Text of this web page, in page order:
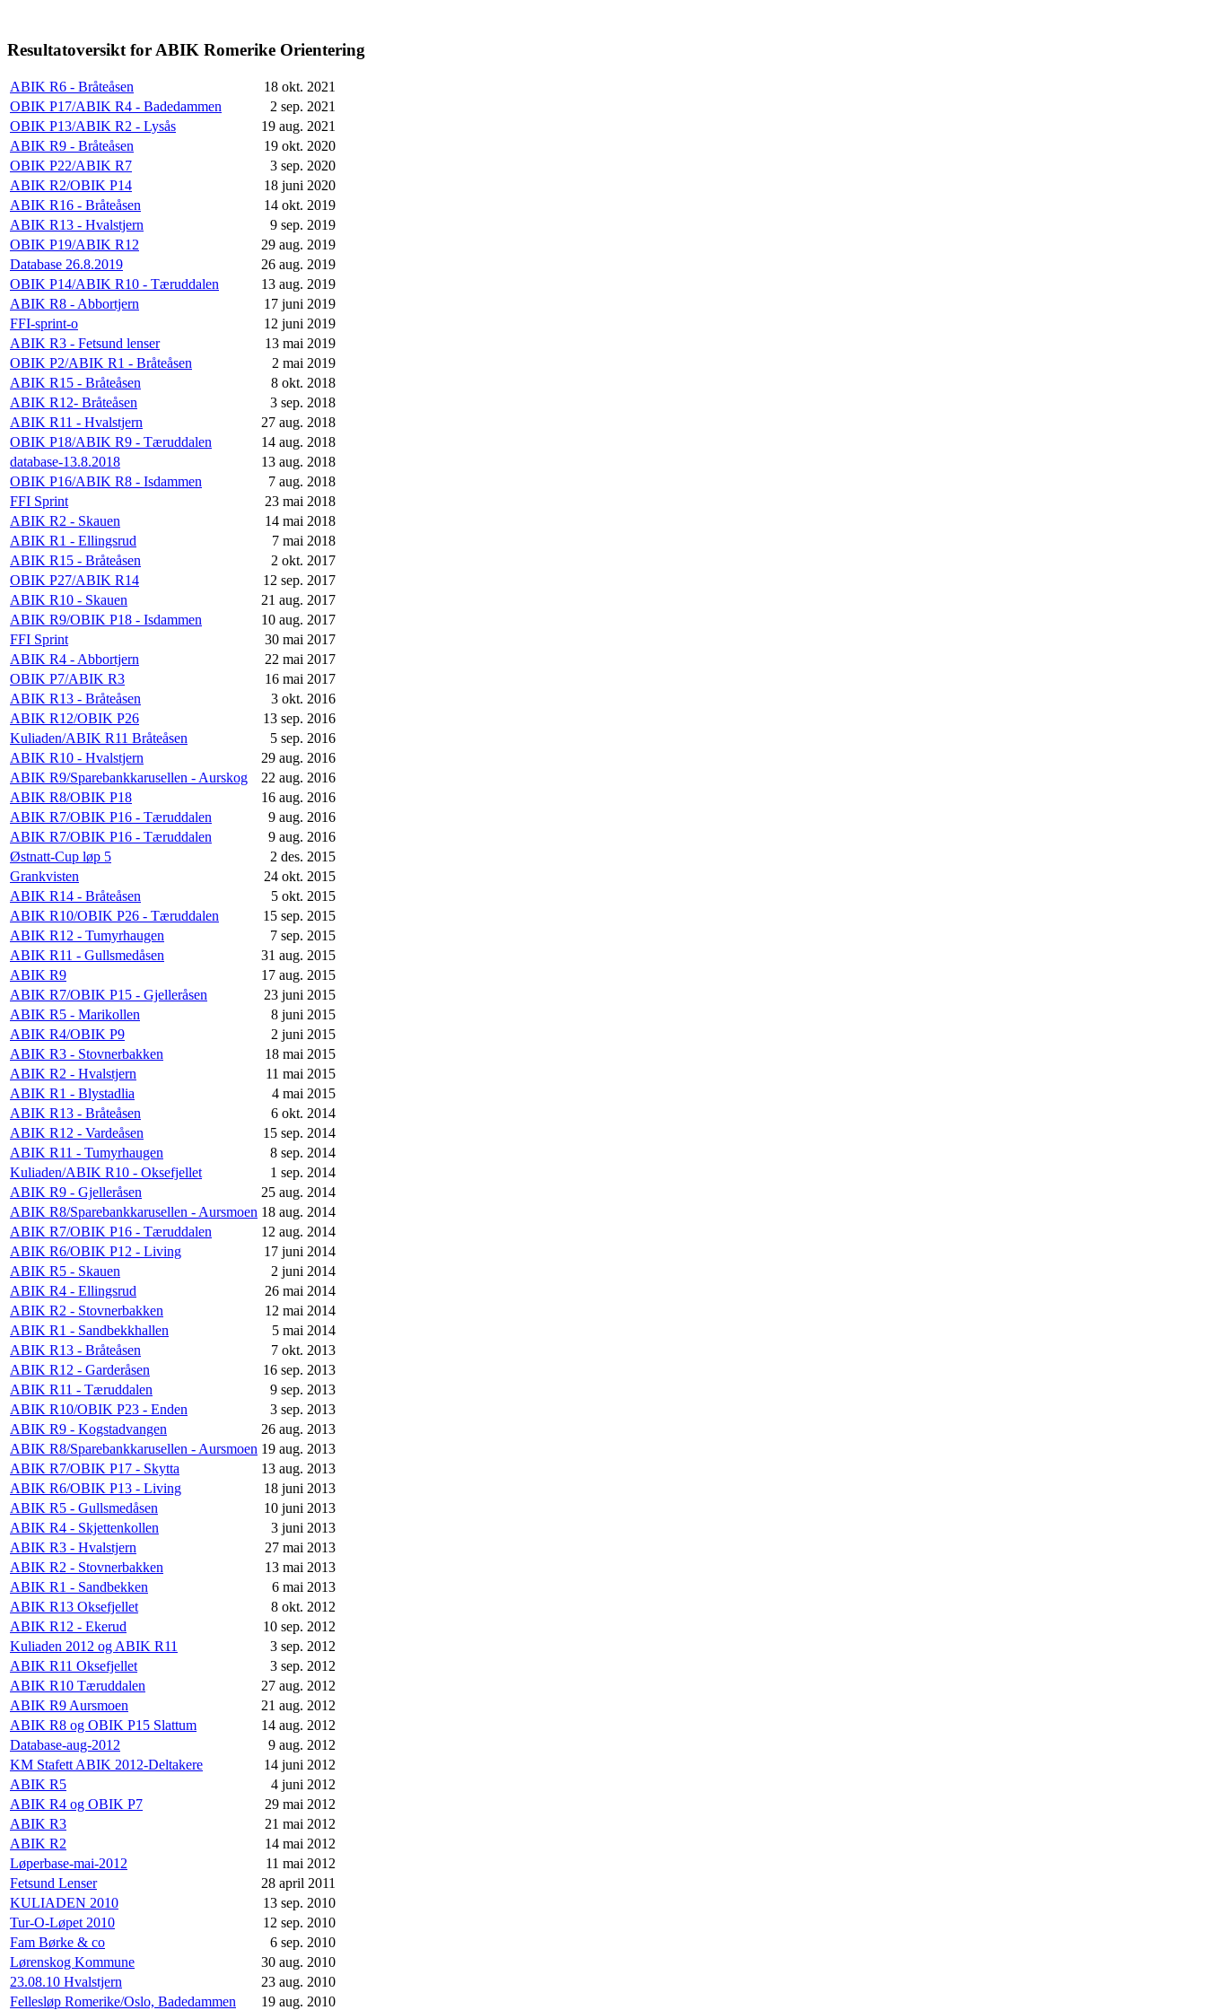
Resultatoversikt for ABIK Romerike Orientering
ABIK R6 - Bråteåsen
18 okt. 2021
OBIK P17/ABIK R4 - Badedammen
2 sep. 2021
OBIK P13/ABIK R2 - Lysås
19 aug. 2021
ABIK R9 - Bråteåsen
19 okt. 2020
OBIK P22/ABIK R7
3 sep. 2020
ABIK R2/OBIK P14
18 juni 2020
ABIK R16 - Bråteåsen
14 okt. 2019
ABIK R13 - Hvalstjern
9 sep. 2019
OBIK P19/ABIK R12
29 aug. 2019
Database 26.8.2019
26 aug. 2019
OBIK P14/ABIK R10 - Tæruddalen
13 aug. 2019
ABIK R8 - Abbortjern
17 juni 2019
FFI-sprint-o
12 juni 2019
ABIK R3 - Fetsund lenser
13 mai 2019
OBIK P2/ABIK R1 - Bråteåsen
2 mai 2019
ABIK R15 - Bråteåsen
8 okt. 2018
ABIK R12- Bråteåsen
3 sep. 2018
ABIK R11 - Hvalstjern
27 aug. 2018
OBIK P18/ABIK R9 - Tæruddalen
14 aug. 2018
database-13.8.2018
13 aug. 2018
OBIK P16/ABIK R8 - Isdammen
7 aug. 2018
FFI Sprint
23 mai 2018
ABIK R2 - Skauen
14 mai 2018
ABIK R1 - Ellingsrud
7 mai 2018
ABIK R15 - Bråteåsen
2 okt. 2017
OBIK P27/ABIK R14
12 sep. 2017
ABIK R10 - Skauen
21 aug. 2017
ABIK R9/OBIK P18 - Isdammen
10 aug. 2017
FFI Sprint
30 mai 2017
ABIK R4 - Abbortjern
22 mai 2017
OBIK P7/ABIK R3
16 mai 2017
ABIK R13 - Bråteåsen
3 okt. 2016
ABIK R12/OBIK P26
13 sep. 2016
Kuliaden/ABIK R11 Bråteåsen
5 sep. 2016
ABIK R10 - Hvalstjern
29 aug. 2016
ABIK R9/Sparebankkarusellen - Aurskog
22 aug. 2016
ABIK R8/OBIK P18
16 aug. 2016
ABIK R7/OBIK P16 - Tæruddalen
9 aug. 2016
ABIK R7/OBIK P16 - Tæruddalen
9 aug. 2016
Østnatt-Cup løp 5
2 des. 2015
Grankvisten
24 okt. 2015
ABIK R14 - Bråteåsen
5 okt. 2015
ABIK R10/OBIK P26 - Tæruddalen
15 sep. 2015
ABIK R12 - Tumyrhaugen
7 sep. 2015
ABIK R11 - Gullsmedåsen
31 aug. 2015
ABIK R9
17 aug. 2015
ABIK R7/OBIK P15 - Gjelleråsen
23 juni 2015
ABIK R5 - Marikollen
8 juni 2015
ABIK R4/OBIK P9
2 juni 2015
ABIK R3 - Stovnerbakken
18 mai 2015
ABIK R2 - Hvalstjern
11 mai 2015
ABIK R1 - Blystadlia
4 mai 2015
ABIK R13 - Bråteåsen
6 okt. 2014
ABIK R12 - Vardeåsen
15 sep. 2014
ABIK R11 - Tumyrhaugen
8 sep. 2014
Kuliaden/ABIK R10 - Oksefjellet
1 sep. 2014
ABIK R9 - Gjelleråsen
25 aug. 2014
ABIK R8/Sparebankkarusellen - Aursmoen 18 aug. 2014
ABIK R7/OBIK P16 - Tæruddalen
12 aug. 2014
ABIK R6/OBIK P12 - Living
17 juni 2014
ABIK R5 - Skauen
2 juni 2014
ABIK R4 - Ellingsrud
26 mai 2014
ABIK R2 - Stovnerbakken
12 mai 2014
ABIK R1 - Sandbekkhallen
5 mai 2014
ABIK R13 - Bråteåsen
7 okt. 2013
ABIK R12 - Garderåsen
16 sep. 2013
ABIK R11 - Tæruddalen
9 sep. 2013
ABIK R10/OBIK P23 - Enden
3 sep. 2013
ABIK R9 - Kogstadvangen
26 aug. 2013
ABIK R8/Sparebankkarusellen - Aursmoen 19 aug. 2013
ABIK R7/OBIK P17 - Skytta
13 aug. 2013
ABIK R6/OBIK P13 - Living
18 juni 2013
ABIK R5 - Gullsmedåsen
10 juni 2013
ABIK R4 - Skjettenkollen
3 juni 2013
ABIK R3 - Hvalstjern
27 mai 2013
ABIK R2 - Stovnerbakken
13 mai 2013
ABIK R1 - Sandbekken
6 mai 2013
ABIK R13 Oksefjellet
8 okt. 2012
ABIK R12 - Ekerud
10 sep. 2012
Kuliaden 2012 og ABIK R11
3 sep. 2012
ABIK R11 Oksefjellet
3 sep. 2012
ABIK R10 Tæruddalen
27 aug. 2012
ABIK R9 Aursmoen
21 aug. 2012
ABIK R8 og OBIK P15 Slattum
14 aug. 2012
Database-aug-2012
9 aug. 2012
KM Stafett ABIK 2012-Deltakere
14 juni 2012
ABIK R5
4 juni 2012
ABIK R4 og OBIK P7
29 mai 2012
ABIK R3
21 mai 2012
ABIK R2
14 mai 2012
Løperbase-mai-2012
11 mai 2012
Fetsund Lenser
28 april 2011
KULIADEN 2010
13 sep. 2010
Tur-O-Løpet 2010
12 sep. 2010
Fam Børke & co
6 sep. 2010
Lørenskog Kommune
30 aug. 2010
23.08.10 Hvalstjern
23 aug. 2010
Fellesløp Romerike/Oslo, Badedammen
19 aug. 2010